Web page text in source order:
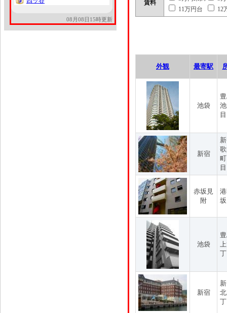
08月08日15時更新
賃料
11万円台
12
外観 最寄駅
池袋
目
新宿
目
赤坂見
附
池袋
新宿